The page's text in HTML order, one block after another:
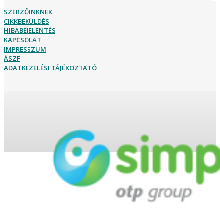
SZERZŐINKNEK
CIKKBEKÜLDÉS
HIBABEJELENTÉS
KAPCSOLAT
IMPRESSZUM
ÁSZF
ADATKEZELÉSI TÁJÉKOZTATÓ